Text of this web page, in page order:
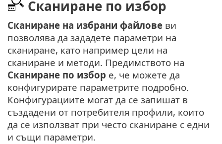
Сканиране по избор
Сканиране на избрани файлове ви
позволява да зададете параметри на
сканиране, като например цели на
сканиране и методи. Предимството на
Сканиране по избор е, че можете да
конфигурирате параметрите подробно.
Конфигурациите могат да се запишат в
създадени от потребителя профили, които
да се използват при често сканиране с едни
и същи параметри.